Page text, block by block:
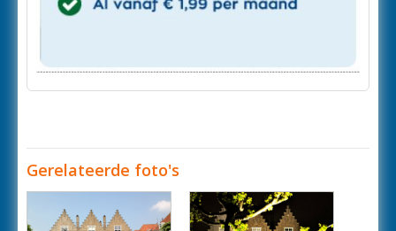
Gerelateerde foto's